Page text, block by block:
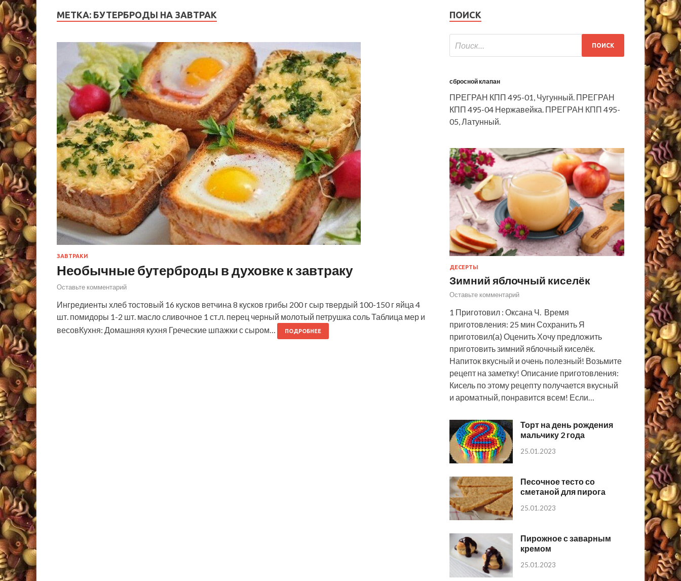
МЕТКА: БУТЕРБРОДЫ НА ЗАВТРАК
ЗАВТРАКИ
Необычные бутерброды в духовке к завтраку
Оставьте комментарий
Ингредиенты хлеб тостовый 16 кусков ветчина 8 кусков грибы 200 г сыр твердый 100-150 г яйца 4
шт. помидоры 1-2 шт. масло сливочное 1 ст.л. перец черный молотый петрушка соль Таблица мер и
весовКухня: Домашняя кухня Греческие шпажки с сыром…
ПОДРОБНЕЕ
ПОИСК
сбросной клапан
ПРЕГРАН КПП 495-01, Чугунный. ПРЕГРАН
КПП 495-04 Нержавейка. ПРЕГРАН КПП 495-
05, Латунный.
ДЕСЕРТЫ
Зимний яблочный киселёк
Оставьте комментарий
1 Приготовил : Оксана Ч. Время
приготовления: 25 мин Сохранить Я
приготовил(а) Оценить Хочу предложить
приготовить зимний яблочный киселёк.
Напиток вкусный и очень полезный! Возьмите
рецепт на заметку! Описание приготовления:
Кисель по этому рецепту получается вкусный
и ароматный, понравится всем! Если…
Торт на день рождения
мальчику 2 года
25.01.2023
Песочное тесто со
сметаной для пирога
25.01.2023
Пирожное с заварным
кремом
25.01.2023